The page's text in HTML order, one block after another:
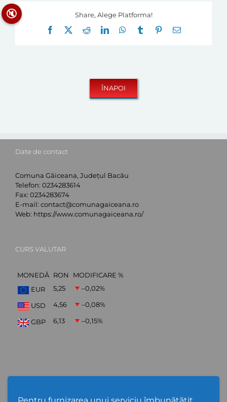
Share, Alege Platforma!
Facebook
RedditLinkedInWhatsApp
Tumblr Pinterest
E-
Date de contact
Comuna Găiceana, Județul Bacău
Telefon: 0234283614
Fax: 0234283674
E-mail: contact@comunagaiceana.ro
Web: https://www.comunagaiceana.ro/
CURS VALUTAR
MONEDĂ RON
MODIFICARE %
EUR
5,25 –0,02%
USD 4,56 –0,08%
GBP 6,13 –0,15%
🔇